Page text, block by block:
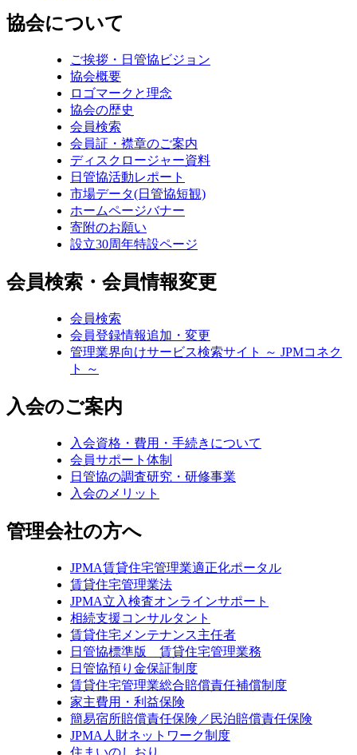
協会について
ご挨拶・日管協ビジョン
協会概要
ロゴマークと理念
協会の歴史
会員検索
会員証・襟章のご案内
ディスクロージャー資料
日管協活動レポート
市場データ(日管協短観)
ホームページバナー
寄附のお願い
設立30周年特設ページ
会員検索・会員情報変更
会員検索
会員登録情報追加・変更
管理業界向けサービス検索サイト ～ JPMコネク
ト ～
入会のご案内
入会資格・費用・手続きについて
会員サポート体制
日管協の調査研究・研修事業
入会のメリット
管理会社の方へ
JPMA賃貸住宅管理業適正化ポータル
賃貸住宅管理業法
JPMA立入検査オンラインサポート
相続支援コンサルタント
賃貸住宅メンテナンス主任者
日管協標準版 賃貸住宅管理業務
日管協預り金保証制度
賃貸住宅管理業総合賠償責任補償制度
家主費用・利益保険
簡易宿所賠償責任保険／民泊賠償責任保険
JPMA人財ネットワーク制度
住まいのしおり